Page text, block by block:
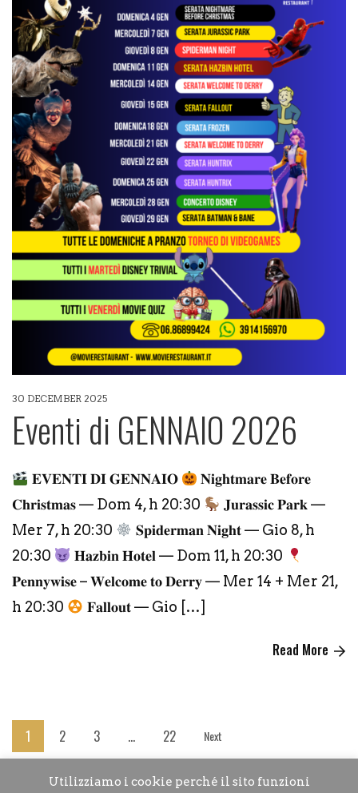
30 DECEMBER 2025
Eventi di GENNAIO 2026
𝐄𝐕𝐄𝐍𝐓𝐈 𝐃𝐈 𝐆𝐄𝐍𝐍𝐀𝐈𝐎
𝐍𝐢𝐠𝐡𝐭𝐦𝐚𝐫𝐞 𝐁𝐞𝐟𝐨𝐫𝐞
𝐂𝐡𝐫𝐢𝐬𝐭𝐦𝐚𝐬 — Dom 4, h 20:30
𝐉𝐮𝐫𝐚𝐬𝐬𝐢𝐜 𝐏𝐚𝐫𝐤 —
Mer 7, h 20:30
𝐒𝐩𝐢𝐝𝐞𝐫𝐦𝐚𝐧 𝐍𝐢𝐠𝐡𝐭 — Gio 8, h
20:30
𝐇𝐚𝐳𝐛𝐢𝐧 𝐇𝐨𝐭𝐞𝐥 — Dom 11, h 20:30
𝐏𝐞𝐧𝐧𝐲𝐰𝐢𝐬𝐞 – 𝐖𝐞𝐥𝐜𝐨𝐦𝐞 𝐭𝐨 𝐃𝐞𝐫𝐫𝐲 — Mer 14 + Mer 21,
h 20:30
𝐅𝐚𝐥𝐥𝐨𝐮𝐭 — Gio […]
Read More
1 2 3 … 22 Next
Utilizziamo i cookie perché il sito funzioni